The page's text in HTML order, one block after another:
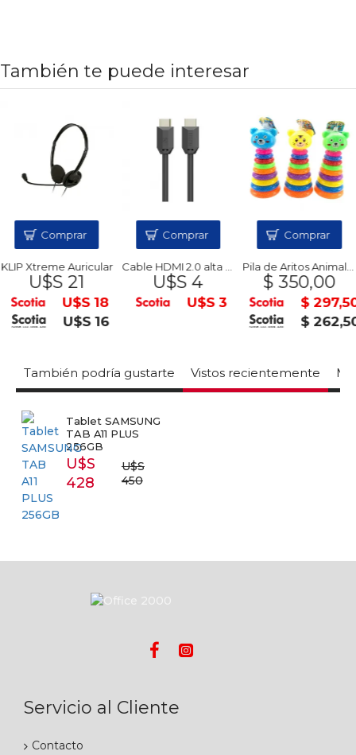
También te puede interesar
KLIP Xtreme Auricular
U$S 21
U$S 18
U$S 16
Comprar
U$S 4
U$S 3
Comprar
$ 350,00
$
$
Comprar
También podría gustarte Vistos recientemente
Tablet SAMSUNG
TAB A11 PLUS
256GB
U$S
428
U$S
450
Servicio al Cliente
Contacto